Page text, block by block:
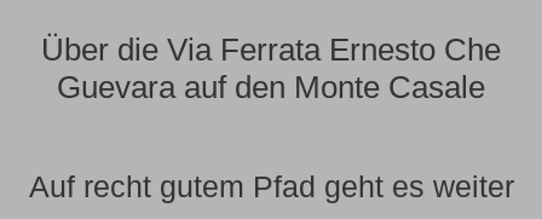
Über die Via Ferrata Ernesto Che
Guevara auf den Monte Casale
Auf recht gutem Pfad geht es weiter